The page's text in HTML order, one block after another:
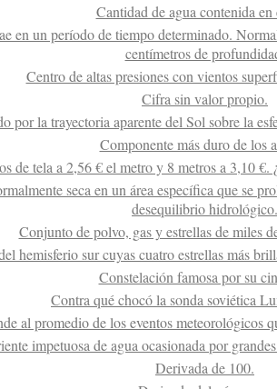
Cantidad de agua contenida en
en un período de tiempo determinado.
centímetros de
Centro de altas presiones con vientos
Cifra sin valor propio.
por la trayectoria aparente del Sol sobre la
Componente más duro de los
de tela a 2,56 € el metro y 8 metros a 3,10 €.
seca en un área específica que se
desequilibrio hidrológico.
Conjunto de polvo, gas y estrellas de miles
hemisferio sur cuyas cuatro estrellas más
Constelación famosa por su
Contra qué chocó la sonda soviética
al promedio de los eventos meteorológicos
impetuosa de agua ocasionada por
Derivada de 100.